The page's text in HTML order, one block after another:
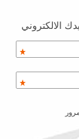
الالكتروني